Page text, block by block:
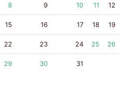
8 9 10 11 12
15 16 17 18 19
22 23 24 25 26
29 30 31